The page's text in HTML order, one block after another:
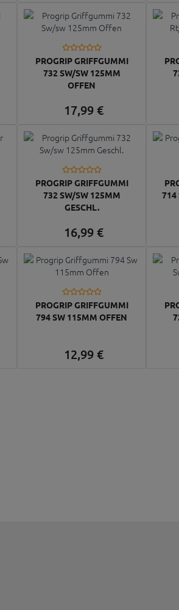
PROGRIP GRIFFGUMMI
732 SW/SW 125MM
OFFEN
17,99€
PROGRIP GRIFFGUMMI
732 SW/SW 125MM
GESCHL.
16,99€
714
PROGRIP GRIFFGUMMI
794 SW 115MM OFFEN
12,99€